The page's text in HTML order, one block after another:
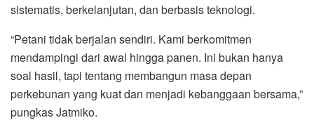
sistematis, berkelanjutan, dan berbasis teknologi.
“Petani tidak berjalan sendiri. Kami berkomitmen
mendampingi dari awal hingga panen. Ini bukan hanya
soal hasil, tapi tentang membangun masa depan
perkebunan yang kuat dan menjadi kebanggaan bersama,”
pungkas Jatmiko.